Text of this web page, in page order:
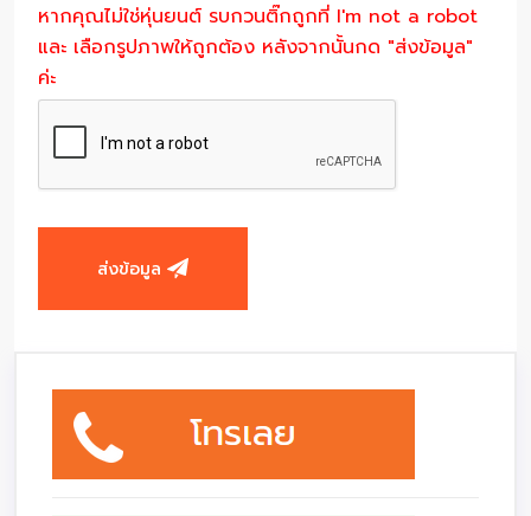
หากคุณไม่ใช่หุ่นยนต์ รบกวนติ๊กถูกที่ I'm not a robot
และ เลือกรูปภาพให้ถูกต้อง หลังจากนั้นกด "ส่งข้อมูล"
ค่ะ
ส่งข้อมูล